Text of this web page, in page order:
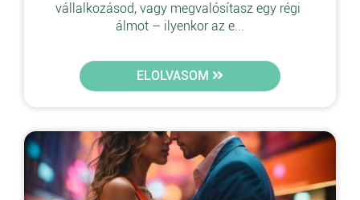
vállalkozásod, vagy megvalósítasz egy régi
álmot – ilyenkor az e...
ELOLVASOM